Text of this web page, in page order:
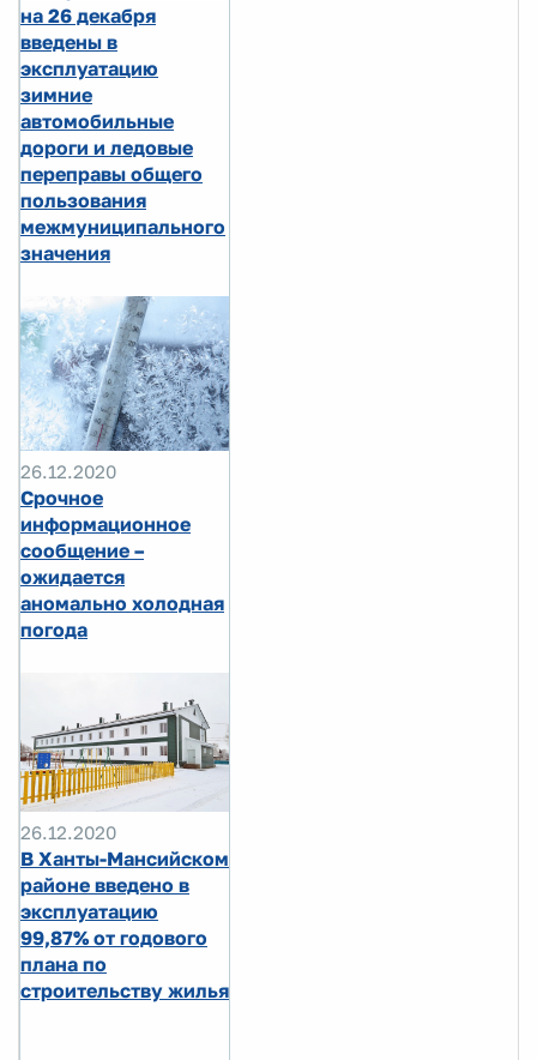
на 26 декабря
введены в
эксплуатацию
зимние
автомобильные
дороги и ледовые
переправы общего
пользования
межмуниципального
значения
26.12.2020
Срочное
информационное
сообщение –
ожидается
аномально холодная
погода
26.12.2020
В Ханты-Мансийском
районе введено в
эксплуатацию
99,87% от годового
плана по
строительству жилья